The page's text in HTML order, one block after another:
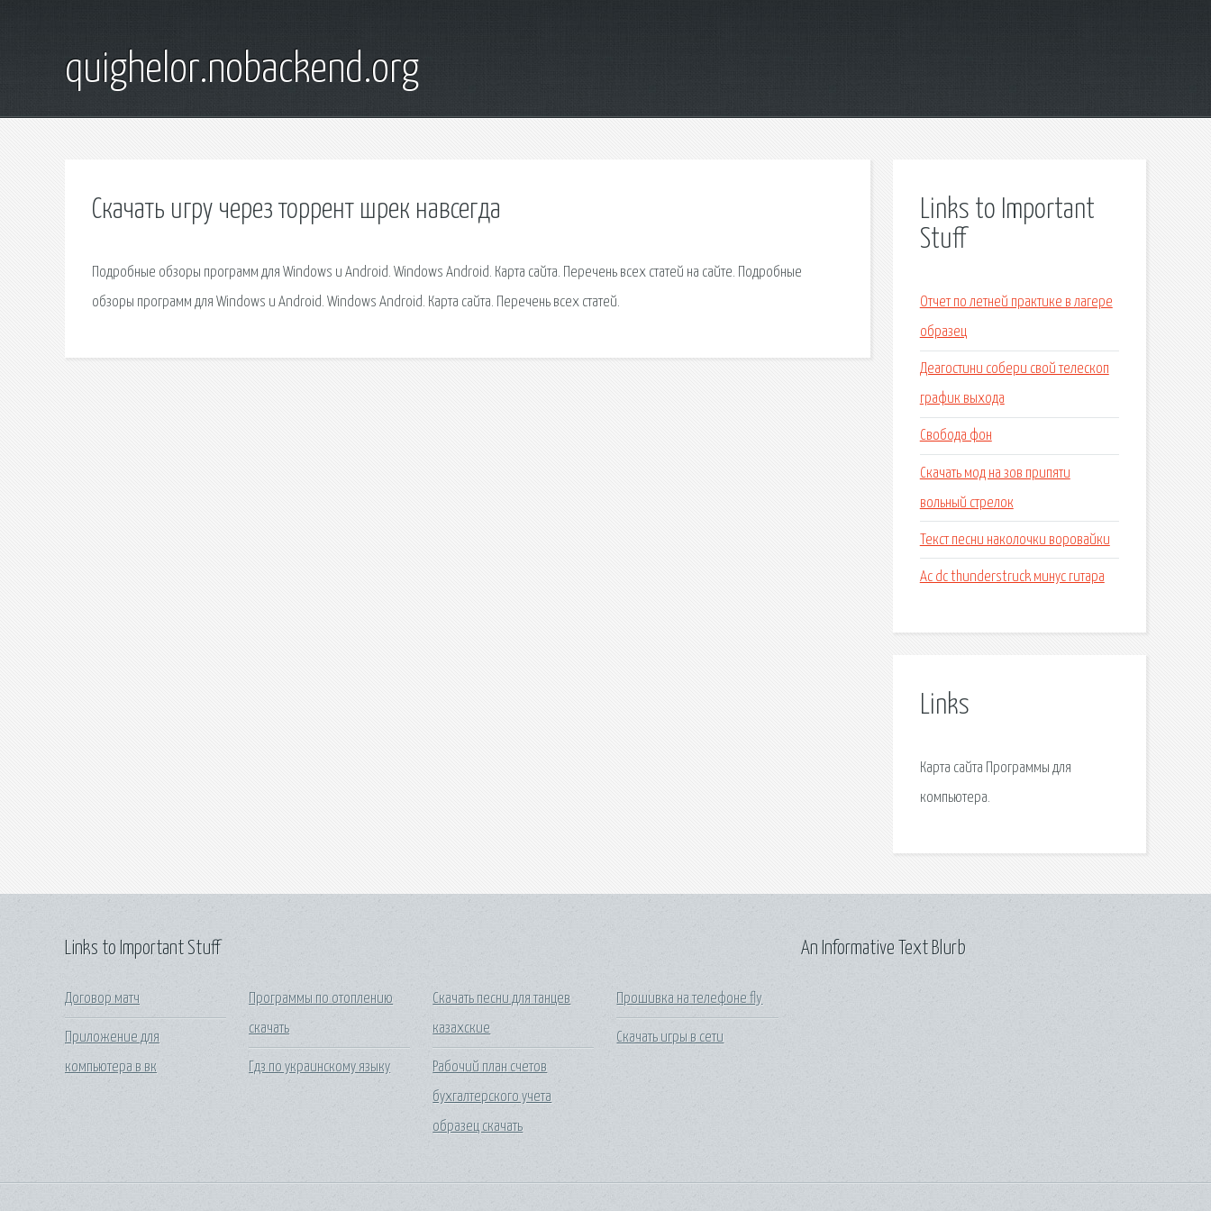
quighelor.nobackend.org
Скачать игру через торрент шрек навсегда
Подробные обзоры программ для Windows и Android. Windows Android. Карта сайта. Перечень всех статей на сайте. Подробные
обзоры программ для Windows и Android. Windows Android. Карта сайта. Перечень всех статей.
Links to Important
Stuff
Отчет по летней практике в лагере
образец
Деагостини собери свой телескоп
график выхода
Свобода фон
Скачать мод на зов припяти
вольный стрелок
Текст песни наколочки воровайки
Ac dc thunderstruck минус гитара
Links
Карта сайта Программы для
компьютера.
Links to Important Stuff
Договор матч
Приложение для
компьютера в вк
Программы по отоплению
скачать
Гдз по украинскому языку
Скачать песни для танцев
казахские
Рабочий план счетов
бухгалтерского учета
образец скачать
Прошивка на телефоне fly
Скачать игры в сети
An Informative Text Blurb